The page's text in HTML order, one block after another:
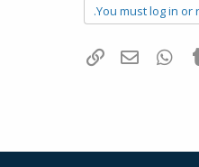
You must log in or
Tumblr
WhatsAppדואר אלקטרוני